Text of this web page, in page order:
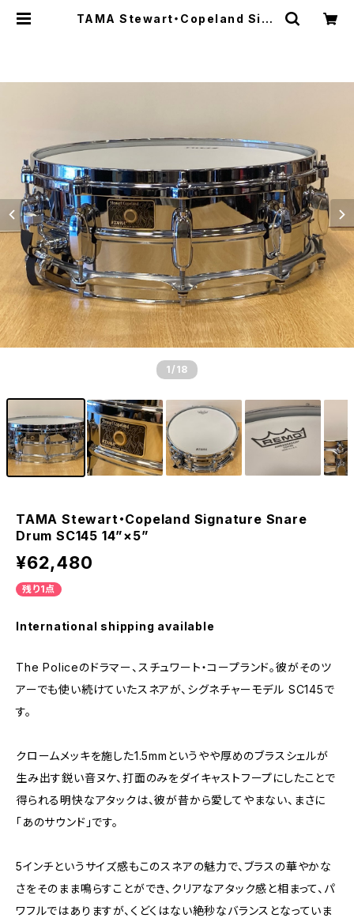
TAMA Stewart・Copeland Sign
1 /18
TAMA Stewart・Copeland Signature Snare
Drum SC145 14”×5”
¥62,480
残り1点
International shipping available
The Policeのドラマー、スチュワート・コープランド。彼がそのツ
アーでも使い続けていたスネアが、シグネチャーモデル SC145で
す。
クロームメッキを施した1.5mmというやや厚めのブラスシェルが
生み出す鋭い音ヌケ、打面のみをダイキャストフープにしたことで
得られる明快なアタックは、彼が昔から愛してやまない、まさに
「あのサウンド」です。
5インチというサイズ感もこのスネアの魅力で、ブラスの華やかな
さをそのまま鳴らすことができ、クリアなアタック感と相まって、パ
ワフルではありますが、くどくはない絶秒なバランスとなっていま